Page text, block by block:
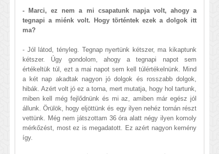
- Marci, ez nem a mi csapatunk napja volt, ahogy a
tegnapi a miénk volt. Hogy történtek ezek a dolgok itt
ma?
- Jól látod, tényleg. Tegnap nyertünk kétszer, ma kikaptunk
kétszer. Úgy gondolom, ahogy a tegnapi napot sem
értékeltük túl, ezt a mai napot sem kell túlértékelnünk. Mind
a két nap akadtak nagyon jó dolgok és rosszabb dolgok,
hibák. Azért volt jó ez a torna, mert mutatja, hogy hol tartunk,
miben kell még fejlődnünk és mi az, amiben már egész jól
állunk. Örülök, hogy eljöttünk és egy ilyen nehéz tornán részt
vettünk. Még nem játszottam 36 óra alatt négy ilyen komoly
mérkőzést, most ez is megadatott. Ez azért nagyon kemény
így.